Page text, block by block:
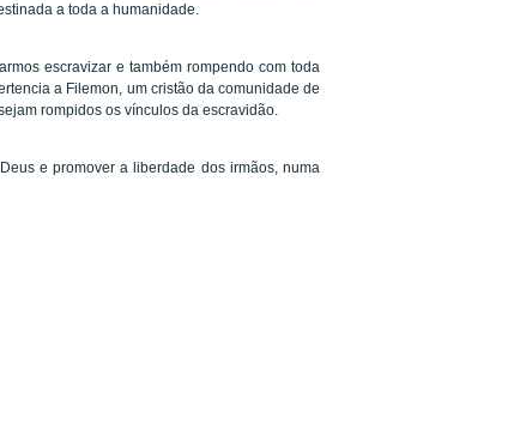
a toda a humanidade.
escravizar e também rompendo com toda
a Filemon, um cristão da comunidade de
rompidos os vínculos da escravidão.
e promover a liberdade dos irmãos, numa